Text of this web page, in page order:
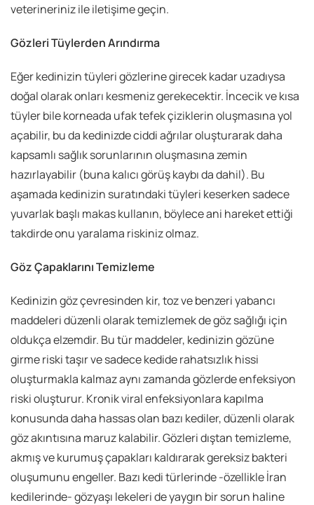
veterineriniz ile iletişime geçin.
Gözleri Tüylerden Arındırma
Eğer kedinizin tüyleri gözlerine girecek kadar uzadıysa
doğal olarak onları kesmeniz gerekecektir. İncecik ve kısa
tüyler bile korneada ufak tefek çiziklerin oluşmasına yol
açabilir, bu da kedinizde ciddi ağrılar oluşturarak daha
kapsamlı sağlık sorunlarının oluşmasına zemin
hazırlayabilir (buna kalıcı görüş kaybı da dahil). Bu
aşamada kedinizin suratındaki tüyleri keserken sadece
yuvarlak başlı makas kullanın, böylece ani hareket ettiği
takdirde onu yaralama riskiniz olmaz.
Göz Çapaklarını Temizleme
Kedinizin göz çevresinden kir, toz ve benzeri yabancı
maddeleri düzenli olarak temizlemek de göz sağlığı için
oldukça elzemdir. Bu tür maddeler, kedinizin gözüne
girme riski taşır ve sadece kedide rahatsızlık hissi
oluşturmakla kalmaz aynı zamanda gözlerde enfeksiyon
riski oluşturur. Kronik viral enfeksiyonlara kapılma
konusunda daha hassas olan bazı kediler, düzenli olarak
göz akıntısına maruz kalabilir. Gözleri dıştan temizleme,
akmış ve kurumuş çapakları kaldırarak gereksiz bakteri
oluşumunu engeller. Bazı kedi türlerinde -özellikle İran
kedilerinde- gözyaşı lekeleri de yaygın bir sorun haline